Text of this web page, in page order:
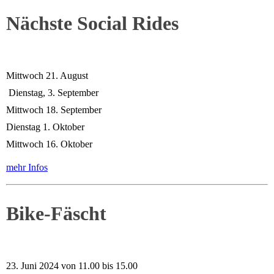
Nächste Social Rides
Mittwoch 21. August
Dienstag, 3. September
Mittwoch 18. September
Dienstag 1. Oktober
Mittwoch 16. Oktober
mehr Infos
Bike-Fäscht
23. Juni 2024 von 11.00 bis 15.00